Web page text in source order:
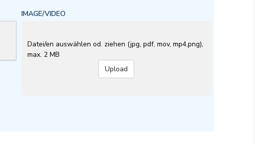
IMAGE/VIDEO
Datei/en auswählen od. ziehen (jpg, pdf, mov, mp4,png),
max. 2 MB
Upload